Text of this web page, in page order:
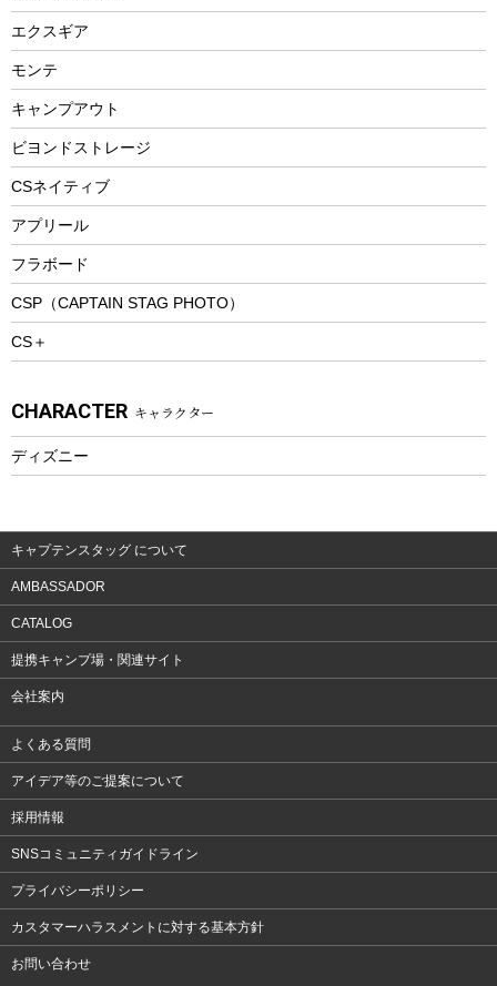
トレー
ランチョンマット
ランチボックス
エアーポンプ
ビーチテント
ウィンター
スノーシュー
防寒ウェア
トレッキング
トレッキングアクセサリー
プレイグッズ
ウェルネス
ウェア、タオル
ウェア
エクスギア
モンテ
キャンプアウト
ビヨンドストレージ
CSネイティブ
アプリール
フラボード
CSP（CAPTAIN STAG PHOTO）
CS＋
CHARACTER キャラクター
ディズニー
キャプテンスタッグ について
AMBASSADOR
CATALOG
提携キャンプ場・関連サイト
会社案内
よくある質問
アイデア等のご提案について
採用情報
SNSコミュニティガイドライン
プライバシーポリシー
カスタマーハラスメントに対する基本方針
お問い合わせ